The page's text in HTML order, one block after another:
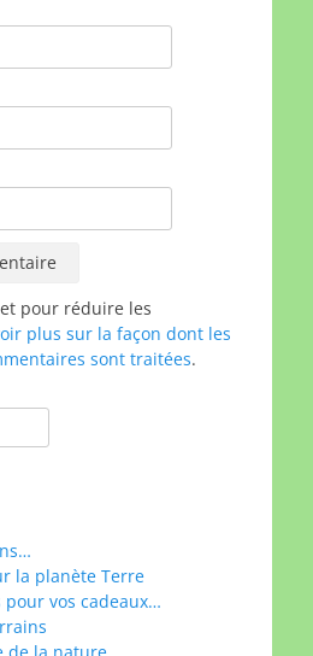
pour réduire les
plus sur la façon dont les
sont traitées.
la planète Terre
pour vos cadeaux…